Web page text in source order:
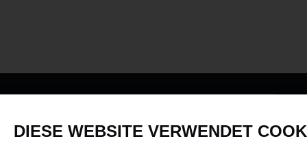
DIESE WEBSITE VERWENDET